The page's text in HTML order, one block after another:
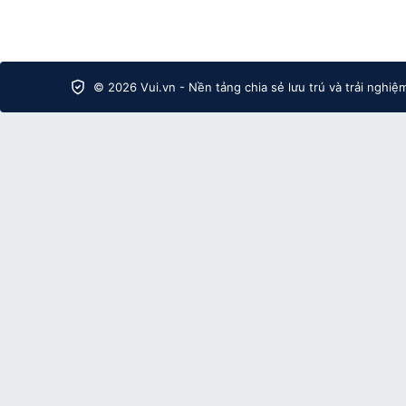
© 2026 Vui.vn - Nền tảng chia sẻ lưu trú và trải